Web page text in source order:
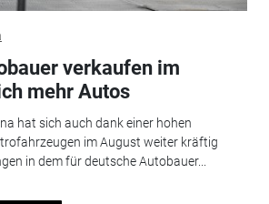
verkaufen im
mehr Autos
hat sich auch dank einer hohen
im August weiter kräftig
in dem für deutsche Autobauer...